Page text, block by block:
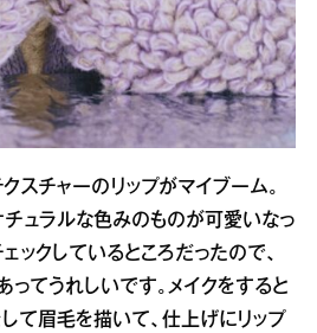
スチャーのリップがマイブーム。
ュラルな色みのものが可愛いなっ
ックしているところだったので、
てうれしいです。メイクをすると
て眉毛を描いて、仕上げにリップ